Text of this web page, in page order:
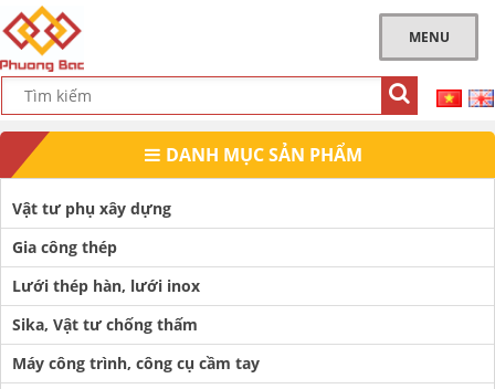
MENU
DANH MỤC SẢN PHẨM
Vật tư phụ xây dựng
Gia công thép
Lưới thép hàn, lưới inox
Sika, Vật tư chống thấm
Máy công trình, công cụ cầm tay